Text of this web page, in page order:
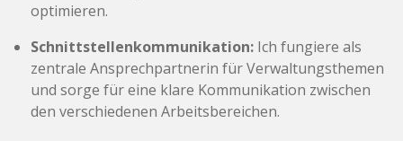
optimieren.
Schnittstellenkommunikation: Ich fungiere als
zentrale Ansprechpartnerin für Verwaltungsthemen
und sorge für eine klare Kommunikation zwischen
den verschiedenen Arbeitsbereichen.